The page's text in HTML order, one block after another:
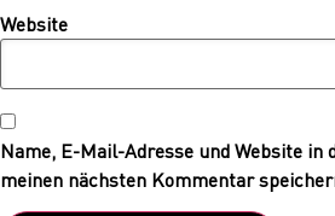
Website
Name, E-Mail-Adresse und Website in
meinen nächsten Kommentar